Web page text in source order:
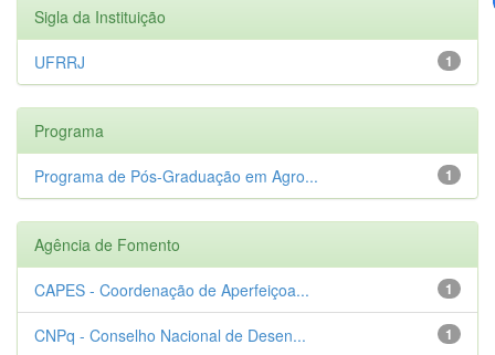
Sigla da Instituição
1
UFRRJ
Programa
1
Programa de Pós-Graduação em Agro...
Agência de Fomento
1
CAPES - Coordenação de Aperfeiçoa...
1
CNPq - Conselho Nacional de Desen...